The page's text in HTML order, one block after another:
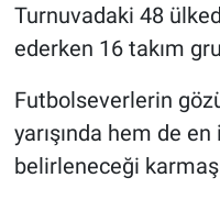
Turnuvadaki 48
ederken 16 takım
Futbolseverlerin
yarışında hem de
belirleneceği